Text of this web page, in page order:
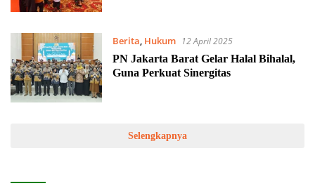
Berita, Hukum
12 April 2025
PN Jakarta Barat Gelar Halal Bihalal,
Guna Perkuat Sinergitas
Selengkapnya